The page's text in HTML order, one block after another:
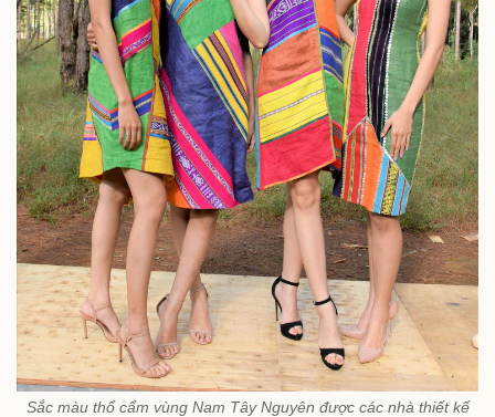
Sắc màu thổ cẩm vùng Nam Tây Nguyên được các nhà thiết kế